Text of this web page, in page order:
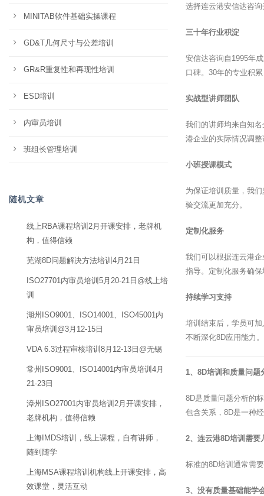
选择连云港安信达咨
三十年行业积淀
安信达咨询自1995年
口碑。30年的专业积
实战型讲师团队
我们的讲师均来自知
港企业的实际情况调
小班授课模式
为保证培训质量，我
验交流更加充分。
定制化服务
我们可以根据连云港
指导。定制化服务确
持续学习支持
培训结束后，学员可
不断深化8D应用能力。
1、8D培训和质量问题
8D是质量问题分析的
包含关系，8D是一种
2、连云港8D培训需要
标准的8D培训通常需
3、没有质量基础能学
MINITAB软件基础实操课程
GD&T几何尺寸与公差培训
GR&R重复性和再现性培训
ESD培训
内审员培训
班组长管理培训
随机文章
线上RBA课程培训2月开课安排，老牌机
构，值得信赖
芜湖8D问题解决方法培训4月21日
ISO27701内审员培训5月20-21日@线上培
训
湖州ISO9001、ISO14001、ISO45001内
审员培训@3月12-15日
VDA 6.3过程审核培训8月12-13日@无锡
常州ISO9001、ISO14001内审员培训4月
21-23日
漳州ISO27001内审员培训2月开课安排，
老牌机构，值得信赖
上海IMDS培训，线上课程，自有讲师，
随到随学
上海MSA课程培训机构线上开课安排，高
效课堂，灵活互动